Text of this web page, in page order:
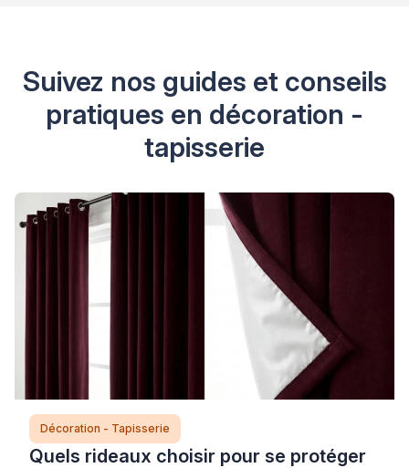
Suivez nos guides et conseils
pratiques en décoration -
tapisserie
Décoration - Tapisserie
Quels rideaux choisir pour se protéger